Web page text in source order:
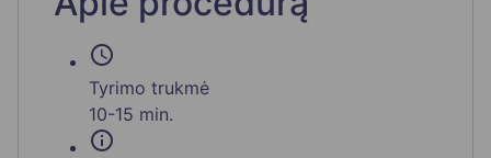
schedule
Tyrimo trukmė
10-15 min.
info